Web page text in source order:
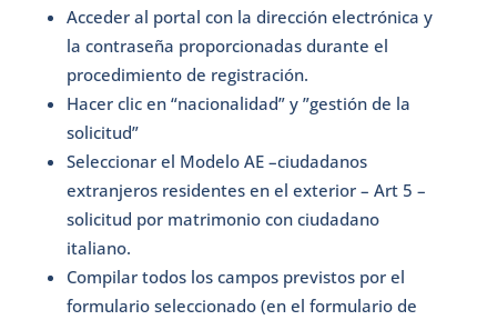
Acceder al portal con la dirección electrónica y
la contraseña proporcionadas durante el
procedimiento de registración.
Hacer clic en “nacionalidad” y ”gestión de la
solicitud”
Seleccionar el Modelo AE –ciudadanos
extranjeros residentes en el exterior – Art 5 –
solicitud por matrimonio con ciudadano
italiano.
Compilar todos los campos previstos por el
formulario seleccionado (en el formulario de